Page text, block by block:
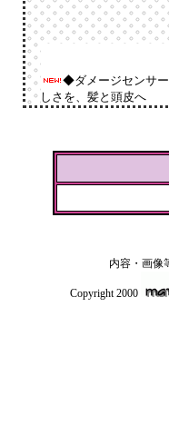
◆ダメージセンサ
しさを、髪と頭皮へ
内容・画像
Copyright 2000